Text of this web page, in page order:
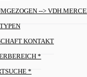
-->
KONTAKT
*
*